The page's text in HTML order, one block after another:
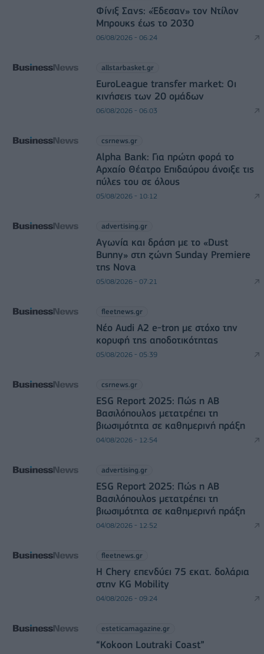
Φίνιξ Σανς: «Έδεσαν» τον Ντίλον
Μπρουκς έως το 2030
06/08/2026 - 06:24
allstarbasket.gr
EuroLeague transfer market: Οι
κινήσεις των 20 ομάδων
06/08/2026 - 06:03
csrnews.gr
Alpha Bank: Για πρώτη φορά το
Αρχαίο Θέατρο Επιδαύρου άνοιξε τις
πύλες του σε όλους
05/08/2026 - 10:12
advertising.gr
Αγωνία και δράση με το «Dust
Bunny» στη ζώνη Sunday Premiere
της Nova
05/08/2026 - 07:21
fleetnews.gr
Νέο Audi A2 e-tron με στόχο την
κορυφή της αποδοτικότητας
05/08/2026 - 05:39
csrnews.gr
ESG Report 2025: Πώς η ΑΒ
Βασιλόπουλος μετατρέπει τη
βιωσιμότητα σε καθημερινή πράξη
04/08/2026 - 12:54
advertising.gr
ESG Report 2025: Πώς η ΑΒ
Βασιλόπουλος μετατρέπει τη
βιωσιμότητα σε καθημερινή πράξη
04/08/2026 - 12:52
fleetnews.gr
Η Chery επενδύει 75 εκατ. δολάρια
στην KG Mobility
04/08/2026 - 09:24
esteticamagazine.gr
“Kokoon Loutraki Coast”